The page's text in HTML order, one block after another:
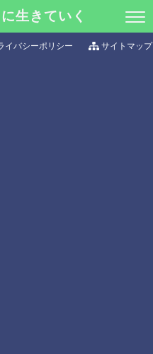
生きていく
イバシーポリシー サイトマップ